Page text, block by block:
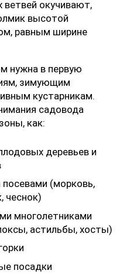
ветвей окучивают,
высотой
равным ширине
нужна в первую
зимующим
кустарникам.
садовода
как:
деревьев и
(морковь,
чеснок)
многолетниками
астильбы, хосты)
посадки